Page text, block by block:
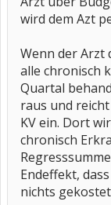
wird dem Azt
Wenn der Arzt
alle chronisch
Quartal
raus und
KV ein. Dort
chronisch
Endeffekt,
nichts